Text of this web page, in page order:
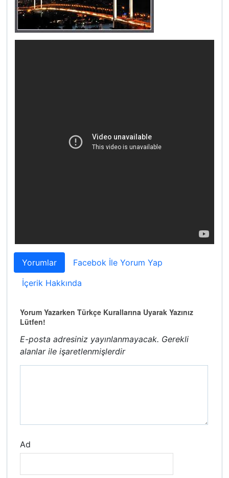
Yorumlar
Facebok İle Yorum Yap
İçerik Hakkında
Yorum Yazarken Türkçe Kurallarına Uyarak Yazınız
Lütfen!
E-posta adresiniz yayınlanmayacak. Gerekli
alanlar ile işaretlenmişlerdir
Ad